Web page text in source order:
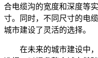
合电缆沟的宽度和深度等
寸。同时，不同尺寸的电
城市建设了灵活的选择。
在未来的城市建设中，